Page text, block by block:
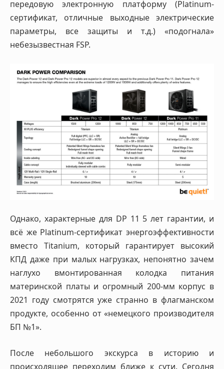
передовую электронную платформу (Platinum-
сертификат, отличные выходные электрические
параметры, все защиты и т.д.) «подогнала»
небезызвестная FSP.
Однако, характерные для DP 11 5 лет гарантии, и
всё же Platinum-сертификат энергоэффективности
вместо Titanium, который гарантирует высокий
КПД даже при малых нагрузках, непонятно зачем
наглухо вмонтированная колодка питания
материнской платы и огромный 200-мм корпус в
2021 году смотрятся уже странно в флагманском
продукте, особенно от «немецкого производителя
БП №1».
После небольшого экскурса в историю и
происходящее переходим ближе к сути. Сегодня